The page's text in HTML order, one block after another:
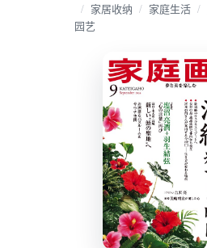
/ 家居收纳 / 家庭生活 /
园艺